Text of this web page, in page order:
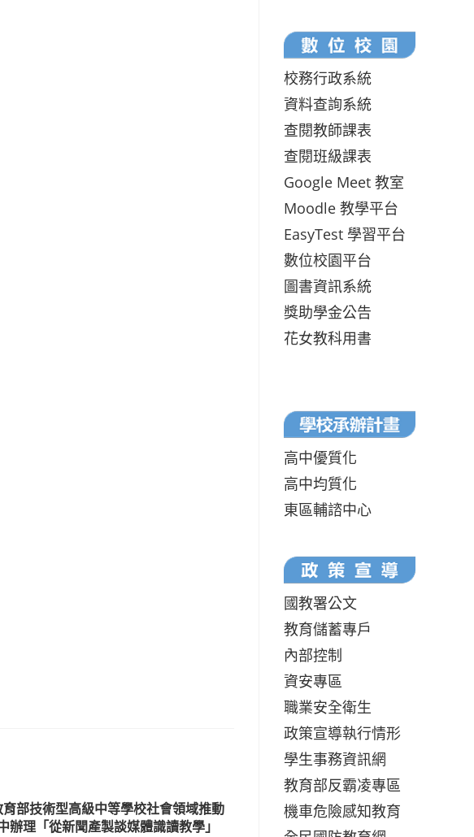
育部技術型高級中等學校社會領域推動
辦理「從新聞產製談媒體識讀教學」
校務行政系統
資料查詢系統
查閱教師課表
查閱班級課表
Google Meet 教室
Moodle 教學平台
EasyTest 學習平台
數位校園平台
圖書資訊系統
獎助學金公告
花女教科用書
高中優質化
高中均質化
東區輔諮中心
國教署公文
教育儲蓄專戶
內部控制
資安專區
職業安全衛生
政策宣導執行情形
學生事務資訊網
教育部反霸凌專區
機車危險感知教育